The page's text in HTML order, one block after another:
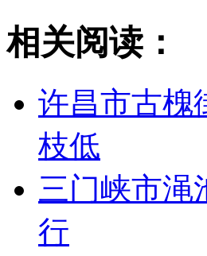
相关阅读：
许昌市古槐
枝低
三门峡市渑
行